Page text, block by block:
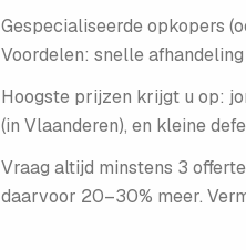
Gespecialiseerde opkopers
Voordelen: snelle
Hoogste prijzen krijgt u op:
(in Vlaanderen), en kleine
Vraag altijd minstens 3
daarvoor 20–30% meer.